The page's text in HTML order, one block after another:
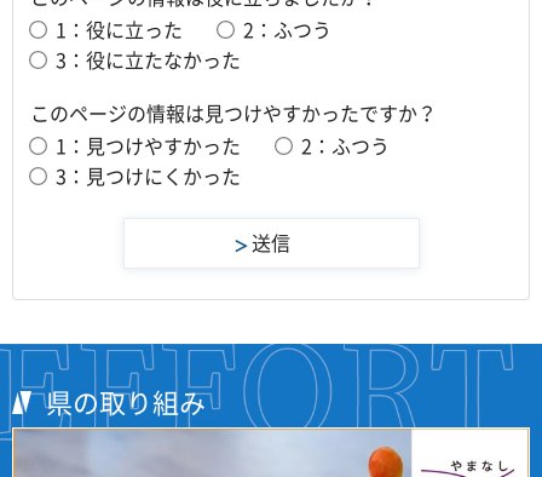
1：役に立った
2：ふつう
3：役に立たなかった
このページの情報は見つけやすかったですか？
1：見つけやすかった
2：ふつう
3：見つけにくかった
県の取り組み